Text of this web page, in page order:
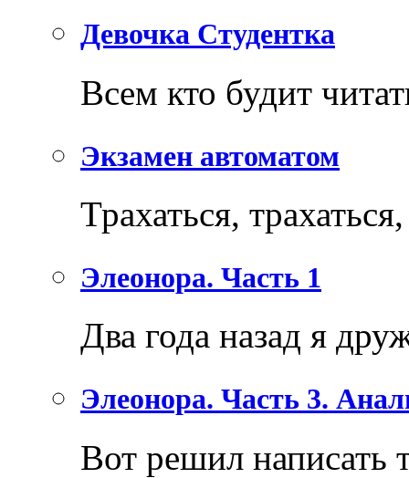
Девочка Студентка
Всем кто будит
Экзамен автоматом
Трахаться,
Элеонора. Часть 1
Два года назад я
Элеонора. Часть 3.
Вот решил написать